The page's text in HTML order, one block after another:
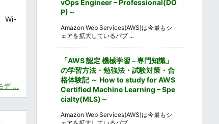
Wi-
デ ...
vOps Engineer – Professional(DO
P)～
Amazon Web Services(AWS)は今最もシ
ェアを拡大しているパブ ...
「AWS 認定 機械学習 – 専門知識」
の学習方法・勉強法・試験対策・合
格体験記 ～ How to study for AWS
Certified Machine Learning – Spe
cialty(MLS)～
Amazon Web Services(AWS)は今最もシ